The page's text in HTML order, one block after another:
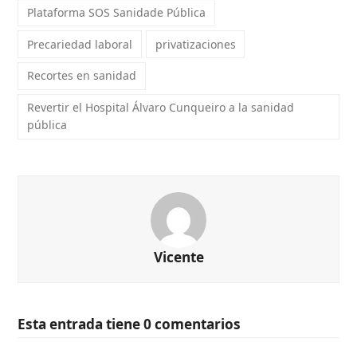
Plataforma SOS Sanidade Pública
Precariedad laboral privatizaciones
Recortes en sanidad
Revertir el Hospital Álvaro Cunqueiro a la sanidad
pública
Vicente
Esta entrada tiene 0 comentarios